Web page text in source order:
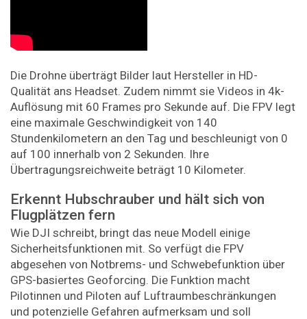
Die Drohne überträgt Bilder laut Hersteller in HD-
Qualität ans Headset. Zudem nimmt sie Videos in 4k-
Auflösung mit 60 Frames pro Sekunde auf. Die FPV legt
eine maximale Geschwindigkeit von 140
Stundenkilometern an den Tag und beschleunigt von 0
auf 100 innerhalb von 2 Sekunden. Ihre
Übertragungsreichweite beträgt 10 Kilometer.
Erkennt Hubschrauber und hält sich von
Flugplätzen fern
Wie DJI schreibt, bringt das neue Modell einige
Sicherheitsfunktionen mit. So verfügt die FPV
abgesehen von Notbrems- und Schwebefunktion über
GPS-basiertes Geoforcing. Die Funktion macht
Pilotinnen und Piloten auf Luftraumbeschränkungen
und potenzielle Gefahren aufmerksam und soll